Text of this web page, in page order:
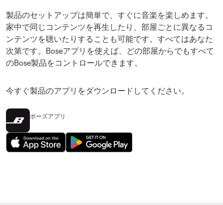
製品のセットアップは簡単で、すぐに音楽を楽しめます。
家中で同じコンテンツを再生したり、部屋ごとに異なるコ
ンテンツを聴いたりすることも可能です。すべてはあなた
次第です。Boseアプリを使えば、どの部屋からでもすべて
のBose製品をコントロールできます。
今すぐ製品のアプリをダウンロードしてください。
ボーズアプリ